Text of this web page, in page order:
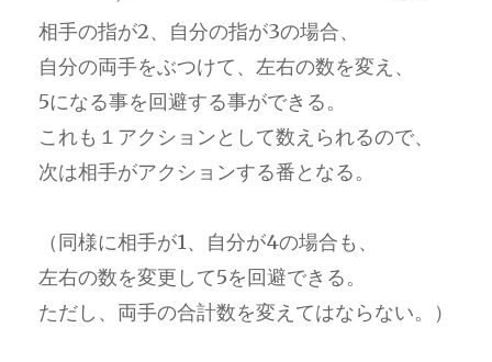
相手の指が2、自分の指が3の場合、
自分の両手をぶつけて、左右の数を変え、
5になる事を回避する事ができる。
これも１アクションとして数えられるので、
次は相手がアクションする番となる。
（同様に相手が1、自分が4の場合も、
左右の数を変更して5を回避できる。
ただし、両手の合計数を変えてはならない。）